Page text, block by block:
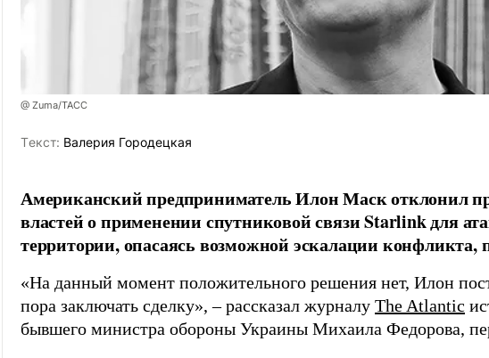
@ Zuma/ТАСС
Tекст: Валерия Городецкая
Американский предприниматель Илон Маск отклонил
властей о применении спутниковой связи Starlink для
территории, опасаясь возможной эскалации
«На данный момент положительного решения нет, Илон
пора заключать сделку», – рассказал журналу The Atlantic
бывшего министра обороны Украины Михаила Федорова,